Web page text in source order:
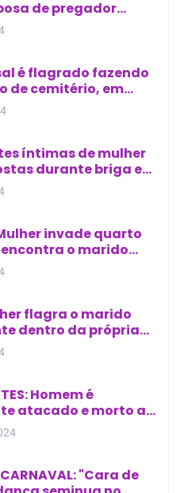
de pregador
extra-conjugal
é flagrado fazendo
de cemitério, em
no Maranhão
íntimas de mulher
durante briga em
invade quarto
o marido
cama
flagra o marido
dentro da própria
Homem é
atacado e morto a
em joão lisboa
CARNAVAL: "Cara de